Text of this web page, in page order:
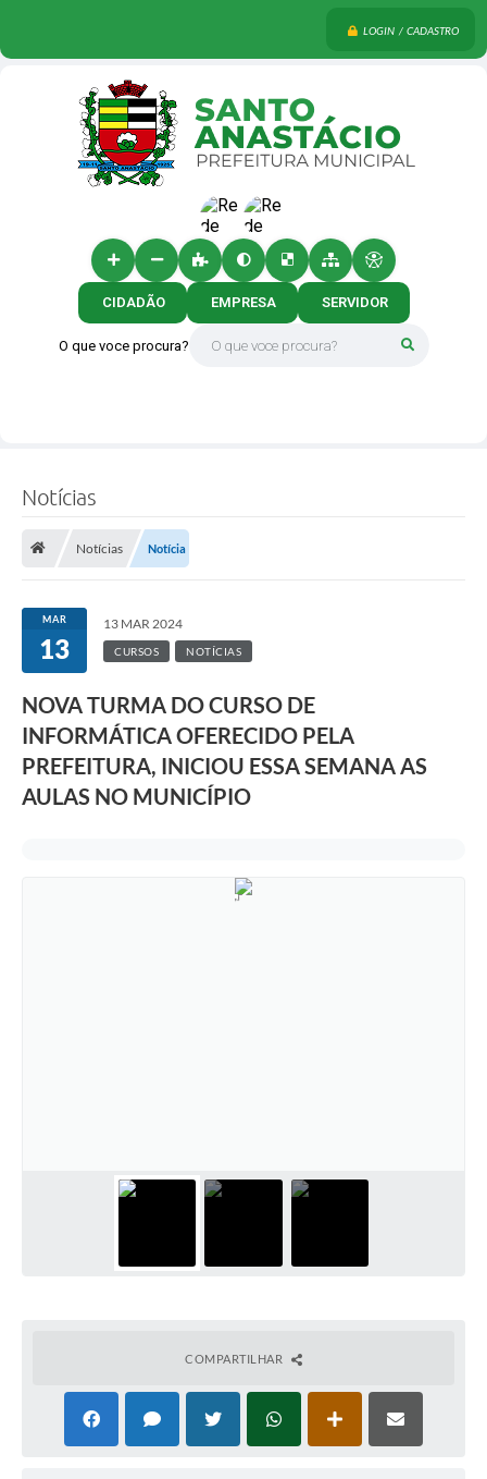
LOGIN / CADASTRO
O que voce procura?
CIDADÃO EMPRESA SERVIDOR
Notícias
Notícias Notícia
MAR
13
13 MAR 2024
CURSOS NOTÍCIAS
NOVA TURMA DO CURSO DE
INFORMÁTICA OFERECIDO PELA
PREFEITURA, INICIOU ESSA SEMANA AS
AULAS NO MUNICÍPIO
COMPARTILHAR